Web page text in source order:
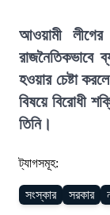
আওয়ামী
রাজনৈতিকভাবে
হওয়ার চেষ্টা
বিষয়ে বিরোধী
তিনি।
ট্যাগসমূহ:
সংস্কার সরকার